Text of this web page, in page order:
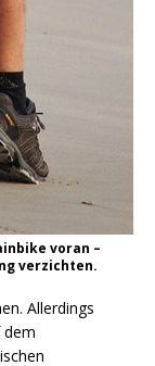
voran –
verzichten.
Allerdings